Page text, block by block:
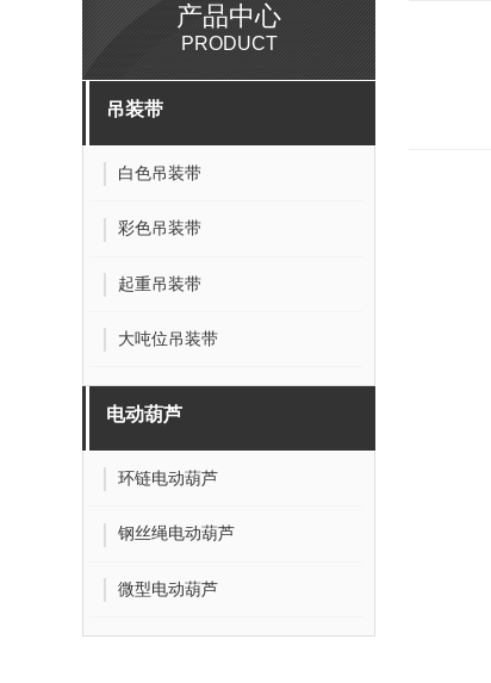
产品中心
PRODUCT
吊装带
白色吊装带
彩色吊装带
起重吊装带
大吨位吊装带
电动葫芦
环链电动葫芦
钢丝绳电动葫芦
微型电动葫芦